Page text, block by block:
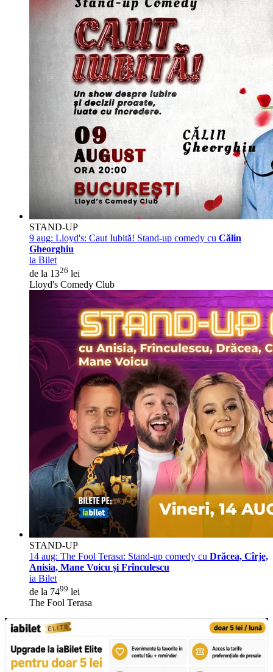
STAND-UP
9 aug: Lloyd's: Caut Iubită! Stand-up comedy cu Călin
Gheorghiu
ia Bilet
de la 1326 lei
Lloyd's Comedy Club
STAND-UP
14 aug: The Fool Terasa: Stand-up comedy cu Drăcea, Cîrje,
Anisia, Mane Voicu și Frînculescu
ia Bilet
de la 7499 lei
The Fool Terasa